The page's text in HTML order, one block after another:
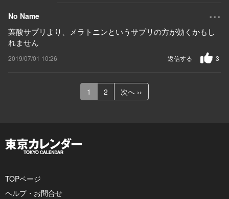
No Name ...
葉酸サプリより、メラトニンというサプリの方が効くかもし
れません
2019/07/01 10:26 3
返信する
1 2 次へ ››
TOPページ
ヘルプ・お問合せ